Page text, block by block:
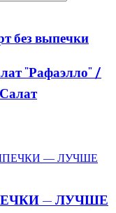
без выпечки
"Рафаэлло" /
— ЛУЧШЕ